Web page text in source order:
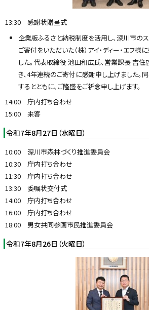
13:30 感謝状贈呈式
企業版ふるさと納税制度を活用し、深川市の
ご寄付をいただいた（株）アイ・ディー・エフ
した。代表取締役 池田和広氏、営業課長 吉
き、4年連続のご寄付に感謝申し上げました。
するとともに、ご隆盛をご祈念申し上げます。
14:00 庁内打ち合わせ
15:00 来客
令和7年8月27日（水曜日）
10:00 深川市森林づくり推進委員会
10:30 庁内打ち合わせ
11:30 庁内打ち合わせ
13:30 委嘱状交付式
14:00 庁内打ち合わせ
16:00 庁内打ち合わせ
18:00 男女共同参画市民推進委員会
令和7年8月26日（火曜日）